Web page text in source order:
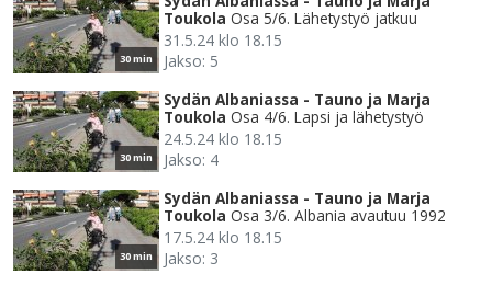
30 min
Toukola Osa 5/6. Lähetystyö jatkuu
31.5.24 klo 18.15
Jakso: 5
30 min
Sydän Albaniassa - Tauno ja Marja
Toukola Osa 4/6. Lapsi ja lähetystyö
24.5.24 klo 18.15
Jakso: 4
30 min
Sydän Albaniassa - Tauno ja Marja
Toukola Osa 3/6. Albania avautuu 1992
17.5.24 klo 18.15
Jakso: 3